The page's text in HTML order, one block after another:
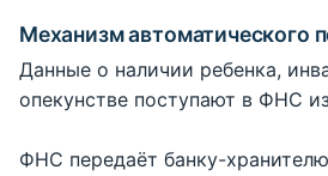
Механизм автоматического
Данные о наличии ребенка,
опекунстве поступают в ФНС
ФНС передаёт банку-